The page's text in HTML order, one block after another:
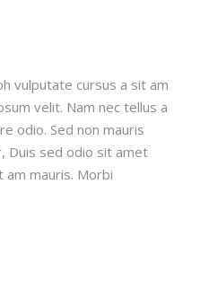
vulputate cursus a sit am
velit. Nam nec tellus a
odio. Sed non mauris
Duis sed odio sit amet
am mauris. Morbi